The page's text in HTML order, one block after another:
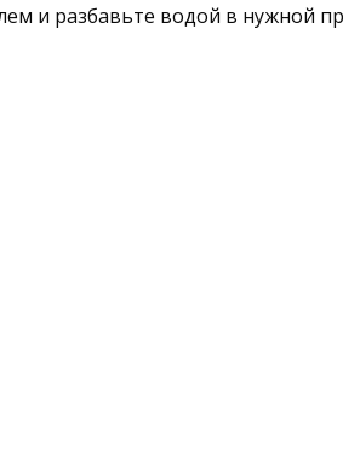
и разбавьте водой в нужной